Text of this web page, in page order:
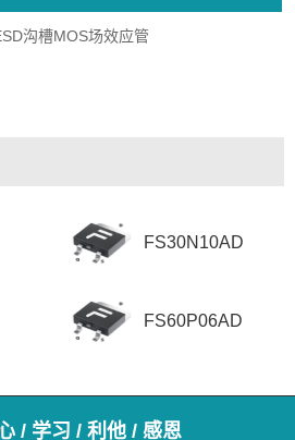
沟槽MOS场效应管
FS30N10AD
FS60P06AD
/ 学习 / 利他 / 感恩